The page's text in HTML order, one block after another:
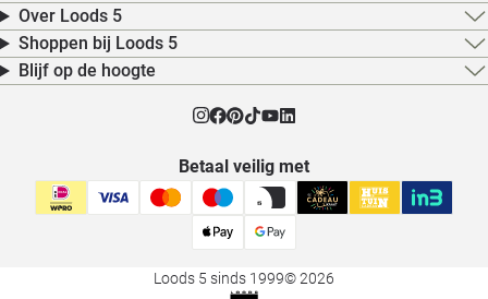
Over Loods 5
Shoppen bij Loods 5
Blijf op de hoogte
Betaal veilig met
Loods 5 sinds 1999© 2026